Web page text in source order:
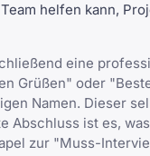
helfen kann,
eine
Grüßen" oder
Namen. Dieser
Abschluss ist es,
zur "Muss-